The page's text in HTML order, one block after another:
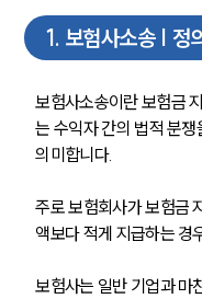
1. 보험사소송 | 정
보험사소송이란 보험금
는 수익자 간의 법적 분
의미합니다.
주로 보험회사가 보험금
액보다 적게 지급하는 경
보험사는 일반 기업과 마